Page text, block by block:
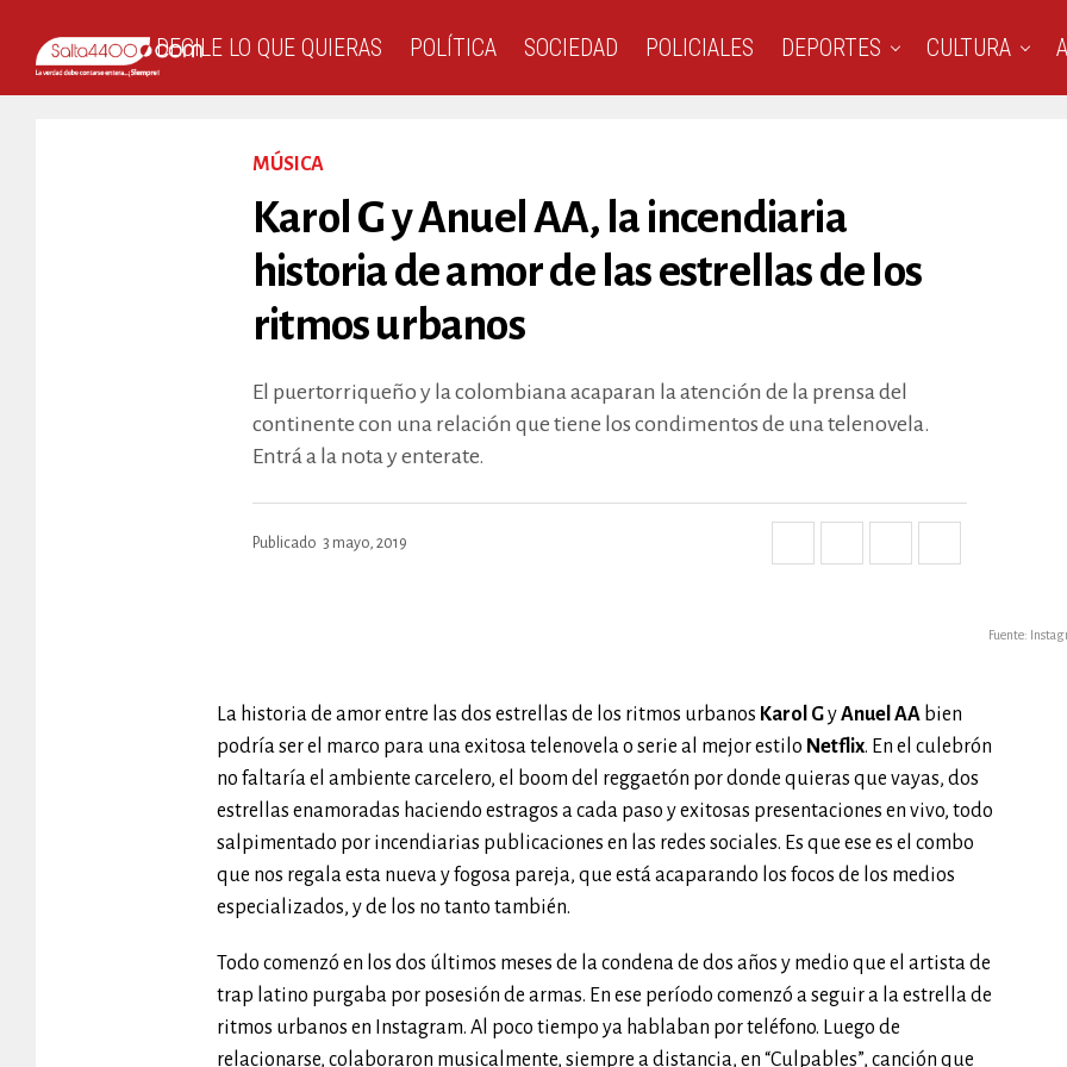
DECILE LO QUE QUIERAS POLÍTICA SOCIEDAD POLICIALES DEPORTES CULTURA
MÚSICA
Karol G y Anuel AA, la incendiaria
historia de amor de las estrellas de los
ritmos urbanos
El puertorriqueño y la colombiana acaparan la atención de la prensa del
continente con una relación que tiene los condimentos de una telenovela.
Entrá a la nota y enterate.
Publicado 3 mayo, 2019
Fuente:
La historia de amor entre las dos estrellas de los ritmos urbanos Karol GyAnuel AA bien
podría ser el marco para una exitosa telenovela o serie al mejor estilo Netflix. En el culebrón
no faltaría el ambiente carcelero, el boom del reggaetón por donde quieras que vayas, dos
estrellas enamoradas haciendo estragos a cada paso y exitosas presentaciones en vivo, todo
salpimentado por incendiarias publicaciones en las redes sociales. Es que ese es el combo
que nos regala esta nueva y fogosa pareja, que está acaparando los focos de los medios
especializados, y de los no tanto también.
Todo comenzó en los dos últimos meses de la condena de dos años y medio que el artista de
trap latino purgaba por posesión de armas. En ese período comenzó a seguir a la estrella de
ritmos urbanos en Instagram. Al poco tiempo ya hablaban por teléfono. Luego de
relacionarse, colaboraron musicalmente, siempre a distancia, en “Culpables”, canción que